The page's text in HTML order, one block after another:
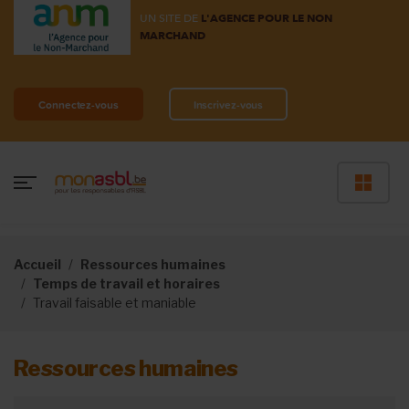
UN SITE DE L'AGENCE POUR LE NON
MARCHAND
Connectez-vous Inscrivez-vous
Accueil
Ressources humaines
Temps de travail et horaires
Travail faisable et maniable
Ressources humaines